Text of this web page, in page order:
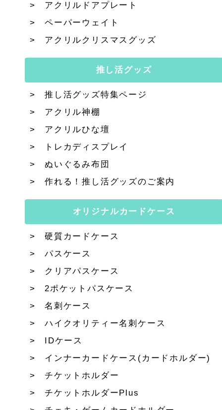
アクリルドアプレート
ペーパーウェイト
アクリルクリスマスグッズ
推し活グッズ
推し活グッズ特集ページ
アクリル神棚
アクリルひな壇
トレカディスプレイ
ぬいぐるみ布団
作れる！推し活グッズのご案内
オリジナルカードケース
硬質カードケース
パスケース
クリアパスケース
2ポケットパスケース
名刺ケース
ハイクオリティー名刺ケース
IDケース
インナーカードケース(カードホルダー)
チケットホルダー
チケットホルダーPlus